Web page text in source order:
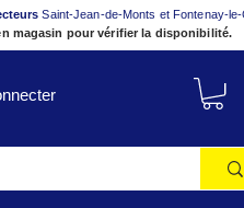
Saint-Jean-de-Monts et Fontenay-
magasin pour vérifier la disponibilité.